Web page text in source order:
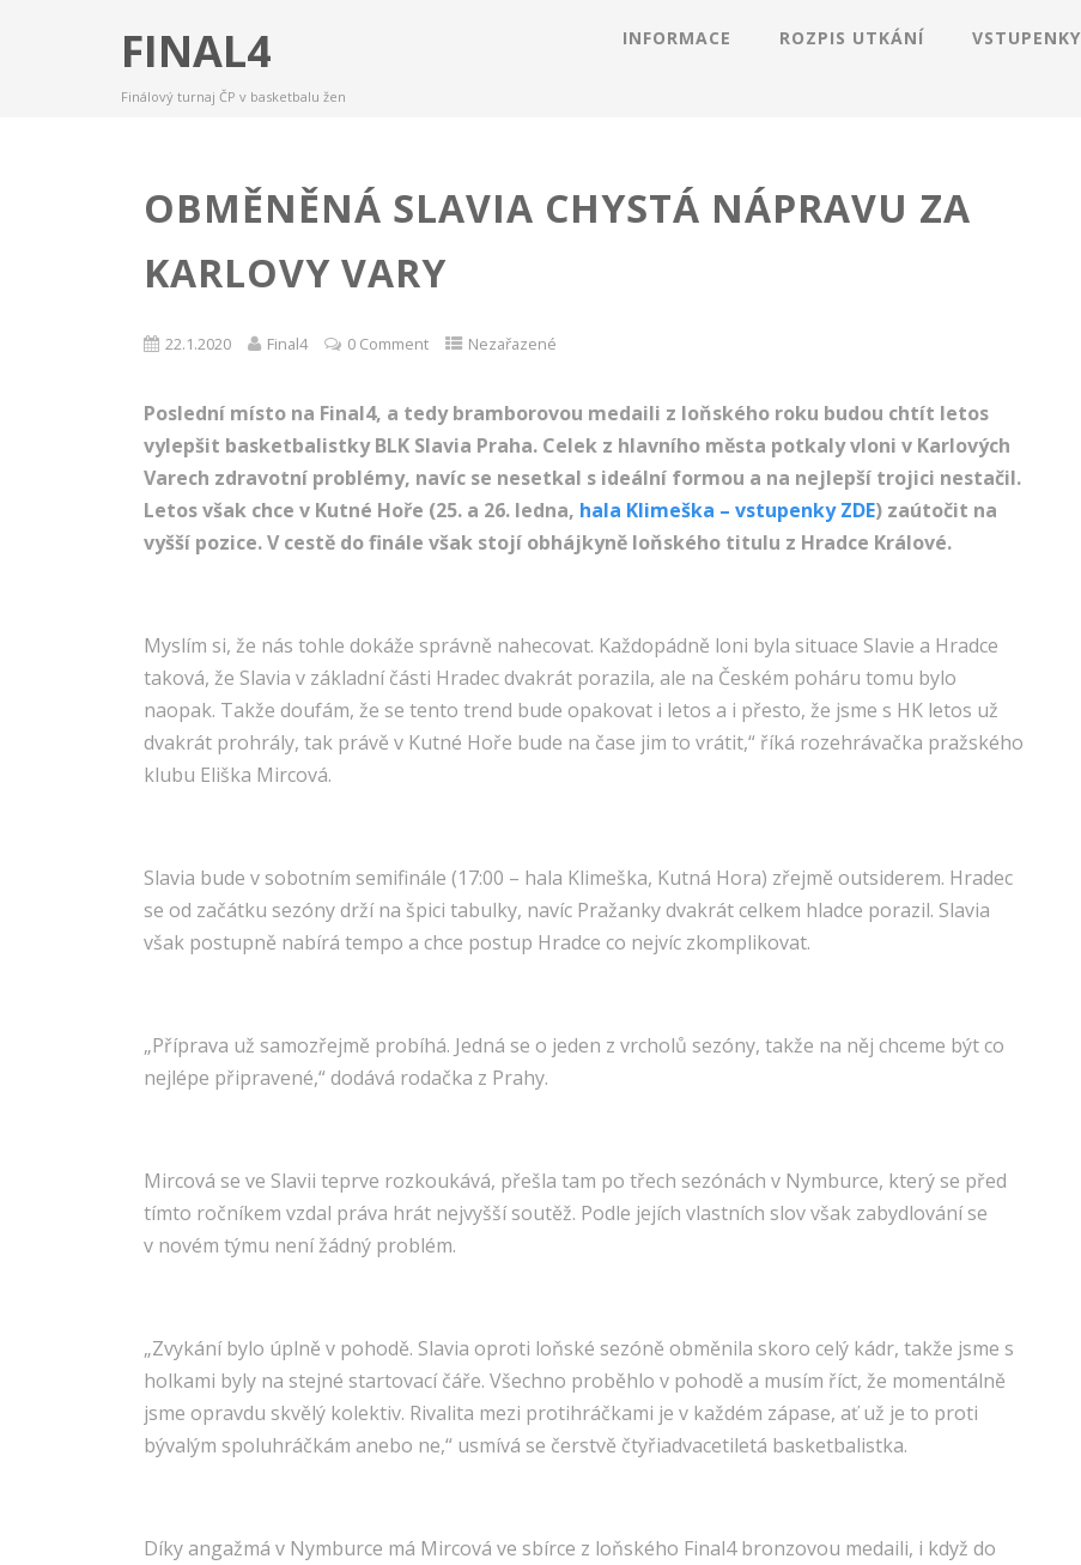
FINAL4
Finálový turnaj ČP v basketbalu žen
INFORMACE ROZPIS UTKÁNÍ VSTUPENKY
OBMĚNĚNÁ SLAVIA CHYSTÁ NÁPRAVU ZA
KARLOVY VARY
22.1.2020 Final4 0 Comment Nezařazené
Poslední místo na Final4, a tedy bramborovou medaili z loňského roku budou chtít letos
vylepšit basketbalistky BLK Slavia Praha. Celek z hlavního města potkaly vloni v Karlových
Varech zdravotní problémy, navíc se nesetkal s ideální formou a na nejlepší trojici nestačil.
Letos však chce v Kutné Hoře (25. a 26. ledna, hala Klimeška – vstupenky ZDE) zaútočit na
vyšší pozice. V cestě do finále však stojí obhájkyně loňského titulu z Hradce Králové.
Myslím si, že nás tohle dokáže správně nahecovat. Každopádně loni byla situace Slavie a Hradce
taková, že Slavia v základní části Hradec dvakrát porazila, ale na Českém poháru tomu bylo
naopak. Takže doufám, že se tento trend bude opakovat i letos a i přesto, že jsme s HK letos už
dvakrát prohrály, tak právě v Kutné Hoře bude na čase jim to vrátit,“ říká rozehrávačka pražského
klubu Eliška Mircová.
Slavia bude v sobotním semifinále (17:00 – hala Klimeška, Kutná Hora) zřejmě outsiderem. Hradec
se od začátku sezóny drží na špici tabulky, navíc Pražanky dvakrát celkem hladce porazil. Slavia
však postupně nabírá tempo a chce postup Hradce co nejvíc zkomplikovat.
„Příprava už samozřejmě probíhá. Jedná se o jeden z vrcholů sezóny, takže na něj chceme být co
nejlépe připravené,“ dodává rodačka z Prahy.
Mircová se ve Slavii teprve rozkoukává, přešla tam po třech sezónách v Nymburce, který se před
tímto ročníkem vzdal práva hrát nejvyšší soutěž. Podle jejích vlastních slov však zabydlování se
v novém týmu není žádný problém.
„Zvykání bylo úplně v pohodě. Slavia oproti loňské sezóně obměnila skoro celý kádr, takže jsme s
holkami byly na stejné startovací čáře. Všechno proběhlo v pohodě a musím říct, že momentálně
jsme opravdu skvělý kolektiv. Rivalita mezi protihráčkami je v každém zápase, ať už je to proti
bývalým spoluhráčkám anebo ne,“ usmívá se čerstvě čtyřiadvacetiletá basketbalistka.
Díky angažmá v Nymburce má Mircová ve sbírce z loňského Final4 bronzovou medaili, i když do